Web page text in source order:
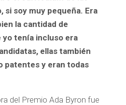
si soy muy pequeña. Era
la cantidad de
yo tenía incluso era
ellas también
patentes y eran todas
del Premio Ada Byron fue